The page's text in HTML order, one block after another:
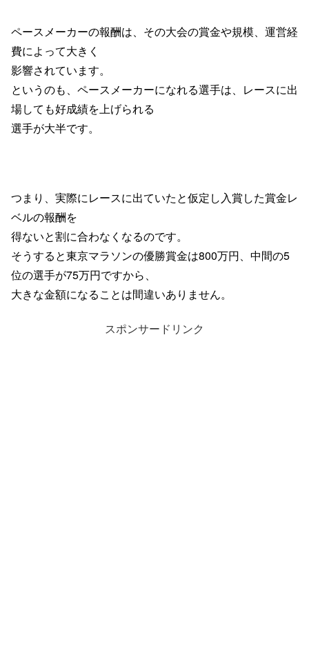
ペースメーカーの報酬は、 その大会の賞金や規模、 運営経
費によって大きく
影響されています。
というのも、ペースメーカーになれる選手は、 レースに出
場しても好成績を上げられる
選手が大半です。
つまり、実際にレースに出ていたと仮定し 入賞した賞金レ
ベルの報酬を
得ないと割に合わなくなるのです。
そうすると東京マラソンの優勝賞金は800万円、 中間の5
位の選手が75万円ですから、
大きな金額になることは間違いありません。
スポンサードリンク